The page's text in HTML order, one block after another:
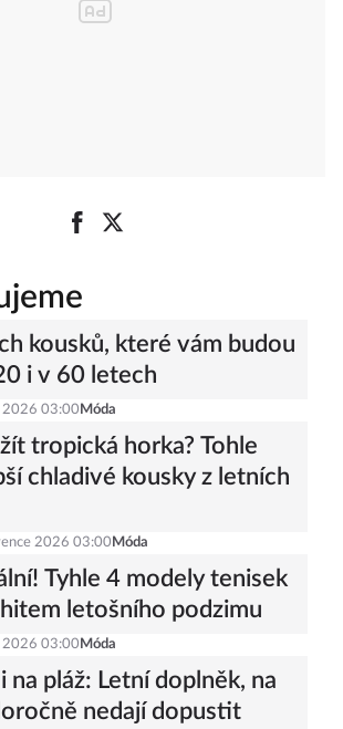
kousků, které vám budou
i v 60 letech
2026 03:00 Móda
tropická horka? Tohle
chladivé kousky z letních
2026 03:00 Móda
Tyhle 4 modely tenisek
letošního podzimu
2026 03:00 Móda
na pláž: Letní doplněk, na
nedají dopustit